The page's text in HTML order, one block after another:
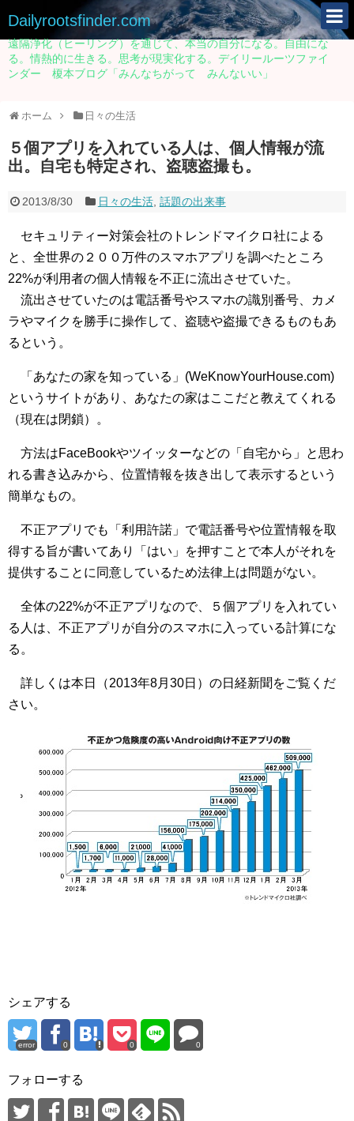
Dailyrootsfinder.com
遠隔浄化（ヒーリング）を通じて、本当の自分になる。自由にな
る。情熱的に生きる。思考が現実化する。デイリールーツファイ
ンダー 榎本ブログ「みんなちがって みんないい」
ホーム 日々の生活
５個アプリを入れている人は、個人情報が流
出。自宅も特定され、盗聴盗撮も。
2013/8/30 日々の生活, 話題の出来事
セキュリティー対策会社のトレンドマイクロ社による
と、全世界の２００万件のスマホアプリを調べたところ
22%が利用者の個人情報を不正に流出させていた。
流出させていたのは電話番号やスマホの識別番号、カメ
ラやマイクを勝手に操作して、盗聴や盗撮できるものもあ
るという。
「あなたの家を知っている」(WeKnowYourHouse.com)
というサイトがあり、あなたの家はここだと教えてくれる
（現在は閉鎖）。
方法はFaceBookやツイッターなどの「自宅から」と思わ
れる書き込みから、位置情報を抜き出して表示するという
簡単なもの。
不正アプリでも「利用許諾」で電話番号や位置情報を取
得する旨が書いてあり「はい」を押すことで本人がそれを
提供することに同意しているため法律上は問題がない。
全体の22%が不正アプリなので、５個アプリを入れてい
る人は、不正アプリが自分のスマホに入っている計算にな
る。
詳しくは本日（2013年8月30日）の日経新聞をご覧くだ
さい。
シェアする
error 0 0 0
フォローする